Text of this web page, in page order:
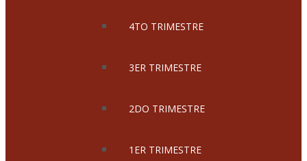
4TO TRIMESTRE
3ER TRIMESTRE
2DO TRIMESTRE
1ER TRIMESTRE